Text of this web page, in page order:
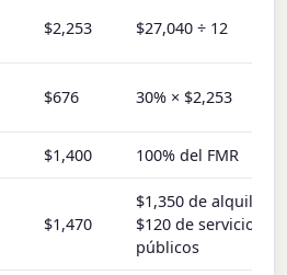
$2,253 $27,040 ÷ 12
$676 30% × $2,253
$1,400 100% del FMR
$1,470
$1,350 de alquiler +
$120 de servicios
públicos